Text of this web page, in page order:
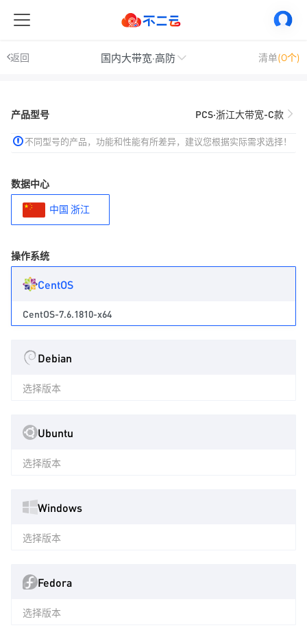
返回 国内大带宽·高防 清单(0个)
产品型号 PCS·浙江大带宽-C款
不同型号的产品，功能和性能有所差异，建议您根据实际需求选择！
数据中心
中国 浙江
操作系统
CentOS
CentOS-7.6.1810-x64
Debian
选择版本
Ubuntu
选择版本
Windows
选择版本
Fedora
选择版本